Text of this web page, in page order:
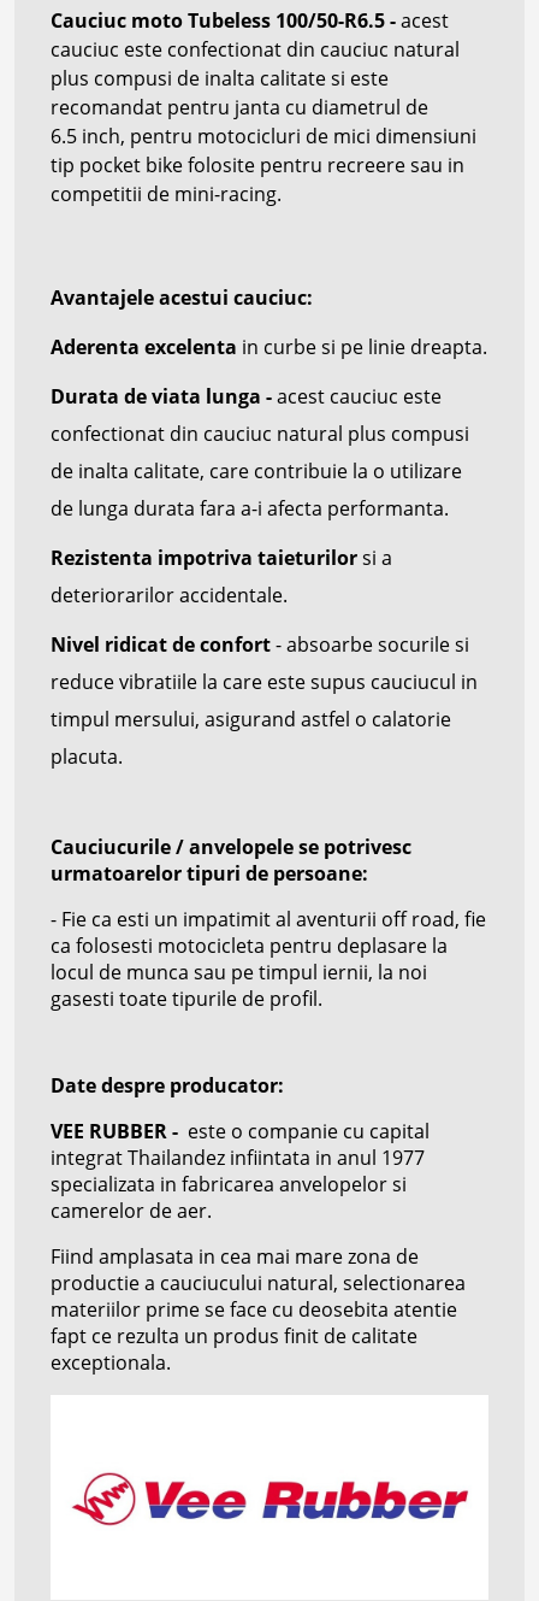
Cauciuc moto Tubeless 100/50-R6.5-acest
cauciuc este confectionat din cauciuc natural
plus compusi de inalta calitate si este
recomandat pentru janta cu diametrul de
6.5 inch, pentru motocicluri de mici dimensiuni
tip pocket bikefolosite pentru recreere sau in
competitii de mini-racing.
Avantajele acestui cauciuc:
Aderenta excelenta in curbe si pe linie dreapta.
Durata de viata lunga -acest cauciuc este
confectionat din cauciuc natural plus compusi
de inalta calitate, care contribuie la o utilizare
de lunga durata fara a-i afecta performanta.
Rezistenta impotriva taieturilorsi a
deteriorarilor accidentale.
Nivel ridicat de confort- absoarbe socurile si
reduce vibratiile la care este supus cauciucul in
timpul mersului, asigurand astfel o calatorie
placuta.
Cauciucurile / anvelopele se potrivesc
urmatoarelor tipuri de persoane:
- Fie ca esti un impatimit al aventurii off road, fie
ca folosesti motocicleta pentru deplasare la
locul de munca sau pe timpul iernii, la noi
gasesti toate tipurile de profil.
Date despre producator:
VEE RUBBER - este o companie cu capital
integrat Thailandez infiintata in anul 1977
specializata in fabricarea anvelopelor si
camerelor de aer.
Fiind amplasata in cea mai mare zona de
productie a cauciucului natural, selectionarea
materiilor prime se face cu deosebita atentie
fapt ce rezulta un produs finit de calitate
exceptionala.